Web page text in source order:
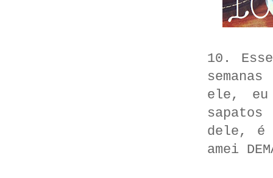
10.
ele, eu
dele, é
amei